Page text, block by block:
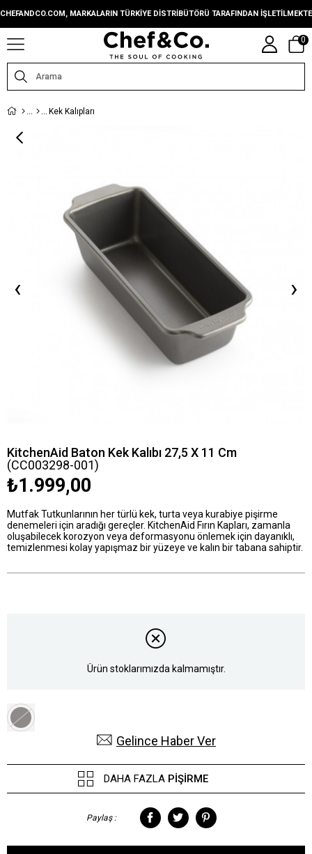
CHEFANDCO.COM, MARKALARIN TÜRKIYE DISTRIBÜTÖRÜ TARAFINDAN
0
Kek Kalıpları
‹ ›
KitchenAid Baton Kek Kalıbı 27,5 X 11 Cm
(CC003298-001)
₺1.999,00
Mutfak Tutkunlarının her türlü kek, turta veya kurabiye pişirme
denemeleri için aradığı gereçler. KitchenAid Fırın Kapları, zamanla
oluşabilecek korozyon veya deformasyonu önlemek için dayanıklı,
temizlenmesi kolay yapışmaz bir yüzeye ve kalın bir tabana sahiptir.
Ürün stoklarımızda kalmamıştır.
Gelince Haber Ver
DAHA FAZLA PIŞIRME
Paylaş :